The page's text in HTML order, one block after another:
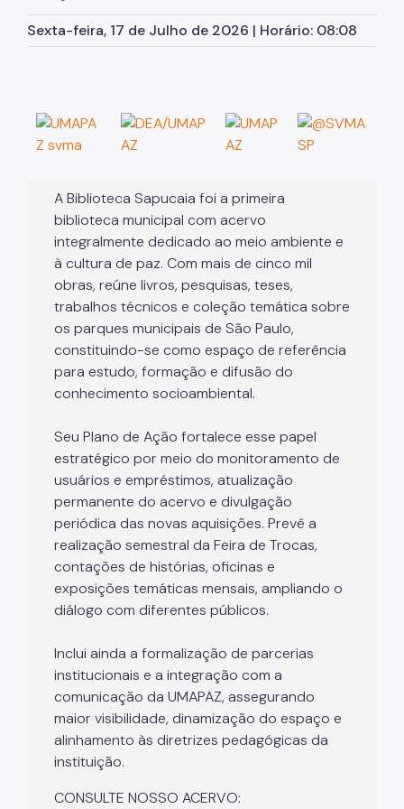
Sexta-feira, 17 de Julho de 2026 | Horário: 08:08
A Biblioteca Sapucaia foi a primeira
biblioteca municipal com acervo
integralmente dedicado ao meio ambiente e
à cultura de paz. Com mais de cinco mil
obras, reúne livros, pesquisas, teses,
trabalhos técnicos e coleção temática sobre
os parques municipais de São Paulo,
constituindo-se como espaço de referência
para estudo, formação e difusão do
conhecimento socioambiental.
Seu Plano de Ação fortalece esse papel
estratégico por meio do monitoramento de
usuários e empréstimos, atualização
permanente do acervo e divulgação
periódica das novas aquisições. Prevê a
realização semestral da Feira de Trocas,
contações de histórias, oficinas e
exposições temáticas mensais, ampliando o
diálogo com diferentes públicos.
Inclui ainda a formalização de parcerias
institucionais e a integração com a
comunicação da UMAPAZ, assegurando
maior visibilidade, dinamização do espaço e
alinhamento às diretrizes pedagógicas da
instituição.
CONSULTE NOSSO ACERVO: